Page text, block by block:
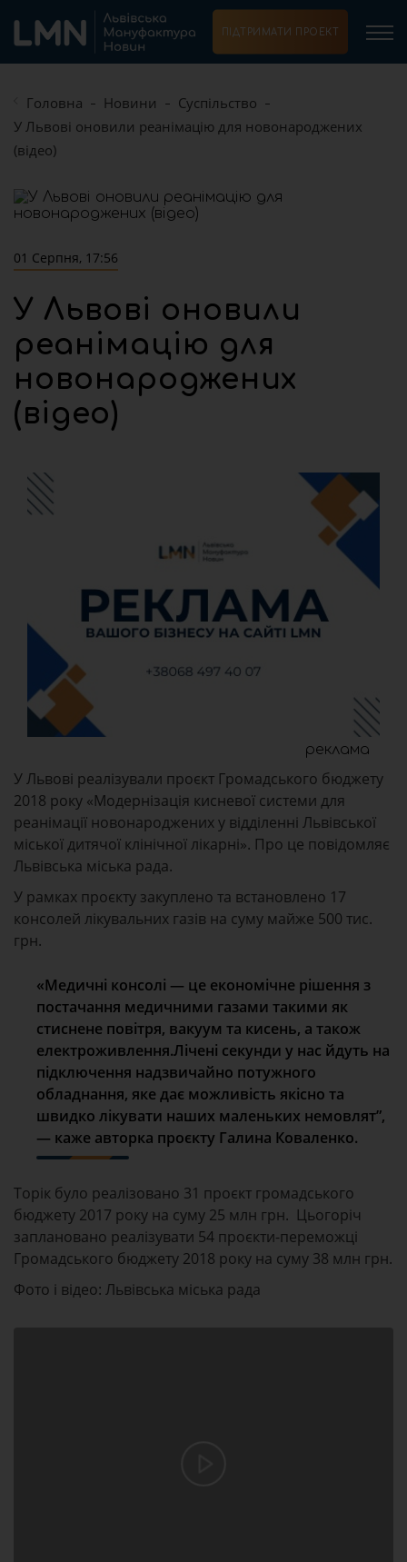
ПІДТРИМАТИ ПРОЕКТ
Головна Новини
Суспільство
У Львові оновили реанімацію для новонароджених
(відео)
01 Серпня, 17:56
У Львові оновили
реанімацію для
новонароджених
(відео)
реклама
У Львові реалізували проєкт Громадського бюджету
2018 року «Модернізація кисневої системи для
реанімації новонароджених у відділенні Львівської
міської дитячої клінічної лікарні». Про це повідомляє
Львівська міська рада.
У рамках проєкту закуплено та встановлено 17
консолей лікувальних газів на суму майже 500 тис.
грн.
«Медичні консолі — це економічне рішення з
постачання медичними газами такими як
стиснене повітря, вакуум та кисень, а також
електроживлення.Лічені секунди у нас йдуть на
підключення надзвичайно потужного
обладнання, яке дає можливість якісно та
швидко лікувати наших маленьких немовлят”,
— каже авторка проєкту Галина Коваленко.
Торік було реалізовано 31 проєкт громадського
бюджету 2017 року на суму 25 млн грн. Цьогоріч
заплановано реалізувати 54 проєкти-переможці
Громадського бюджету 2018 року на суму 38 млн грн.
Фото і відео: Львівська міська рада